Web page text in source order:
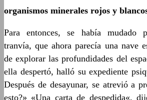
organismos minerales rojos y
Para entonces, se había mudado
tranvía, que ahora parecía una nave
de explorar las profundidades del
ella despertó, halló su expediente
Después de desayunar, se atrevió a
esto?» «Una carta de despedida«,